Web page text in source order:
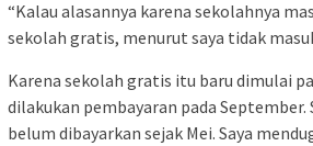
“Kalau alasannya karena sekolahnya
sekolah gratis, menurut saya tidak
Karena sekolah gratis itu baru dimulai
dilakukan pembayaran pada
belum dibayarkan sejak Mei. Saya